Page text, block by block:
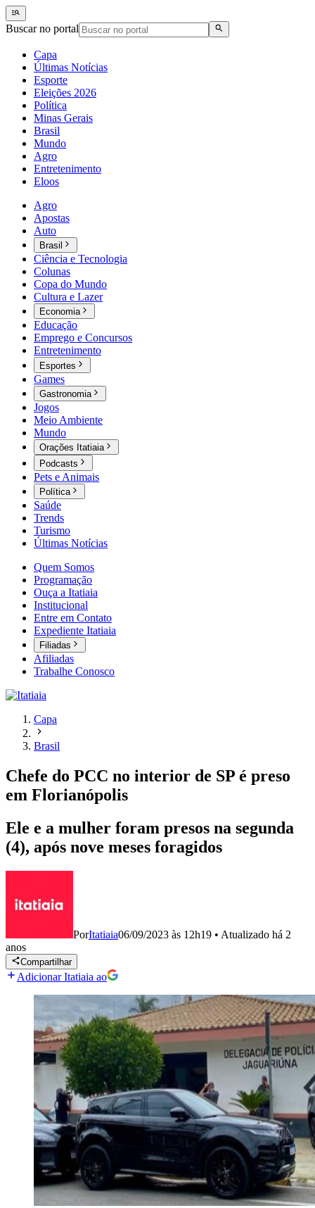
Buscar no portal
Capa
Últimas Notícias
Esporte
Eleições 2026
Política
Minas Gerais
Brasil
Mundo
Agro
Entretenimento
Eloos
Agro
Apostas
Auto
Brasil
Ciência e Tecnologia
Colunas
Copa do Mundo
Cultura e Lazer
Economia
Educação
Emprego e Concursos
Entretenimento
Esportes
Games
Gastronomia
Jogos
Meio Ambiente
Mundo
Orações Itatiaia
Podcasts
Pets e Animais
Política
Saúde
Trends
Turismo
Últimas Notícias
Quem Somos
Programação
Ouça a Itatiaia
Institucional
Entre em Contato
Expediente Itatiaia
Filiadas
Afiliadas
Trabalhe Conosco
Capa
Brasil
Chefe do PCC no interior de SP é preso
em Florianópolis
Ele e a mulher foram presos na segunda
(4), após nove meses foragidos
PorItatiaia06/09/2023 às 12h19 • Atualizado há 2
anos
Compartilhar
Adicionar Itatiaia ao